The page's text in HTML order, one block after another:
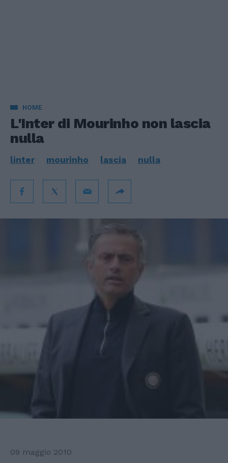
HOME
L'Inter di Mourinho non lascia
nulla
linter mourinho lascia nulla
09 maggio 2010